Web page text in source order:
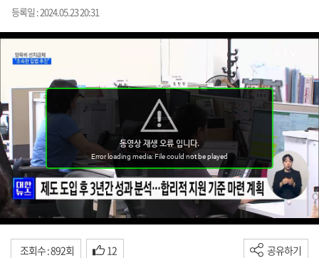
등록일 : 2024.05.23 20:31
조회수 : 892회 12 공유하기